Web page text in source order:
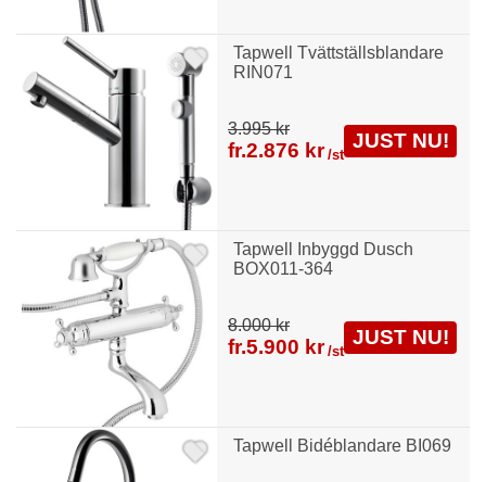
Tapwell Tvättställsblandare
RIN071
Tapwell Inbyggd Dusch
BOX011-364
Tapwell Bidéblandare BI069
3.995 kr
fr.2.876 kr /st
JUST NU!
8.000 kr
fr.5.900 kr /st
JUST NU!